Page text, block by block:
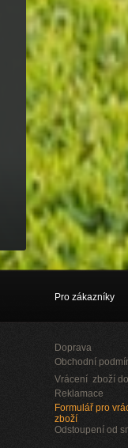
Pro zákazníky
Doprava
Obchodní
Vrácení zboží
Reklamace
Formulář pro
zboží
Odstoupení od